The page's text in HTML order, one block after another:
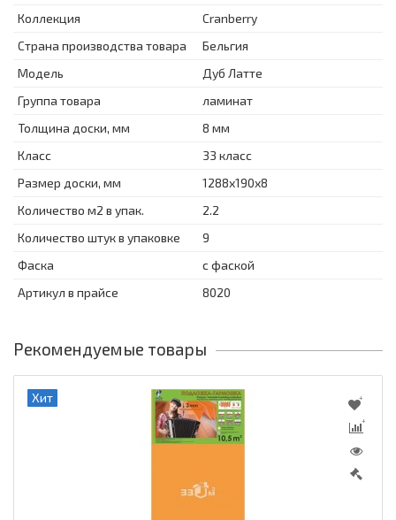
Коллекция
Cranberry
Страна производства товара
Бельгия
Модель
Дуб Латте
Группа товара
ламинат
Толщина доски, мм
8 мм
Класс
33 класс
Размер доски, мм
1288х190х8
Количество м2 в упак.
2.2
Количество штук в упаковке
9
Фаска
с фаской
Артикул в прайсе
8020
Рекомендуемые товары
Хит